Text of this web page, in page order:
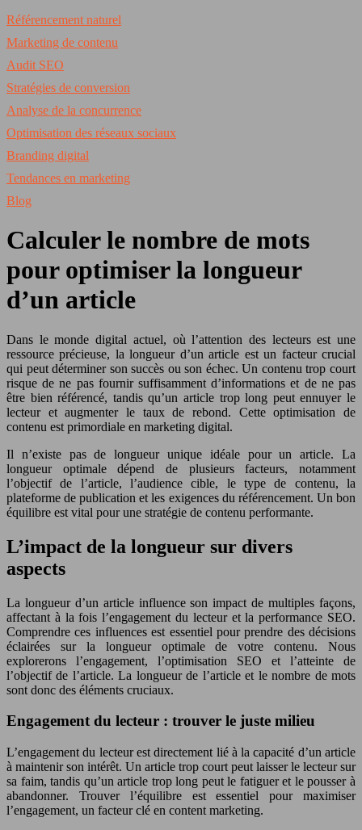
Référencement naturel
Marketing de contenu
Audit SEO
Stratégies de conversion
Analyse de la concurrence
Optimisation des réseaux sociaux
Branding digital
Tendances en marketing
Blog
Calculer le nombre de mots
pour optimiser la longueur
d’un article
Dans le monde digital actuel, où l’attention des lecteurs est une
ressource précieuse, la longueur d’un article est un facteur crucial
qui peut déterminer son succès ou son échec. Un contenu trop court
risque de ne pas fournir suffisamment d’informations et de ne pas
être bien référencé, tandis qu’un article trop long peut ennuyer le
lecteur et augmenter le taux de rebond. Cette optimisation de
contenu est primordiale en marketing digital.
Il n’existe pas de longueur unique idéale pour un article. La
longueur optimale dépend de plusieurs facteurs, notamment
l’objectif de l’article, l’audience cible, le type de contenu, la
plateforme de publication et les exigences du référencement. Un bon
équilibre est vital pour une stratégie de contenu performante.
L’impact de la longueur sur divers
aspects
La longueur d’un article influence son impact de multiples façons,
affectant à la fois l’engagement du lecteur et la performance SEO.
Comprendre ces influences est essentiel pour prendre des décisions
éclairées sur la longueur optimale de votre contenu. Nous
explorerons l’engagement, l’optimisation SEO et l’atteinte de
l’objectif de l’article. La longueur de l’article et le nombre de mots
sont donc des éléments cruciaux.
Engagement du lecteur : trouver le juste milieu
L’engagement du lecteur est directement lié à la capacité d’un article
à maintenir son intérêt. Un article trop court peut laisser le lecteur sur
sa faim, tandis qu’un article trop long peut le fatiguer et le pousser à
abandonner. Trouver l’équilibre est essentiel pour maximiser
l’engagement, un facteur clé en content marketing.